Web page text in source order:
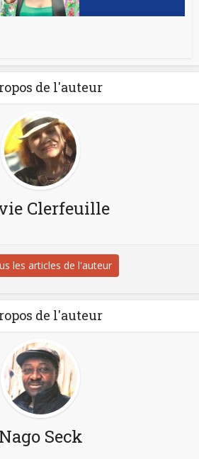
de l'auteur
Clerfeuille
les articles de l'auteur
de l'auteur
Nago Seck